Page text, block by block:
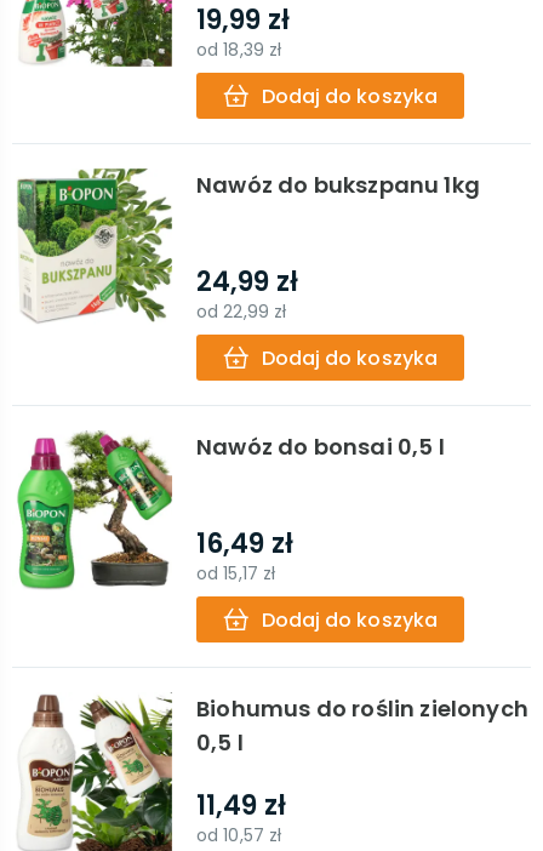
19,99 zł
od18,39 zł
Dodaj do koszyka
Nawóz do bukszpanu 1kg
24,99 zł
od22,99 zł
Dodaj do koszyka
Nawóz do bonsai 0,5 l
16,49 zł
od15,17 zł
Dodaj do koszyka
Biohumus do roślin zielonych
0,5 l
11,49 zł
od10,57 zł